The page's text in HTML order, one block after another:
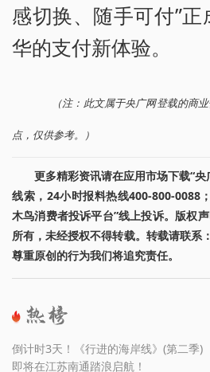
感切换、随手可付”
华的支付新体验。
（注：此文属于央广网登载的商
点，仅供参考。）
更多精彩资讯请在应用市场下载“
线索，24小时报料热线400-800-0088
木鸟消费者投诉平台”线上投诉。版权
所有，未经授权不得转载。转载请联
尊重原创的行为我们将追究责任。
倒计时3天！《行进的海岸线》(第二季)
即将在江苏南通踏浪启航！